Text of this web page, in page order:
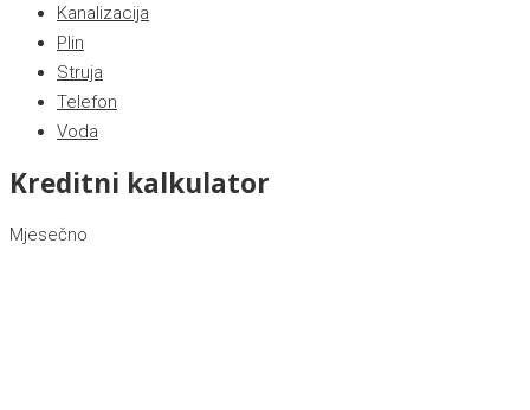
Kanalizacija
Plin
Struja
Telefon
Voda
Kreditni kalkulator
Mjesečno